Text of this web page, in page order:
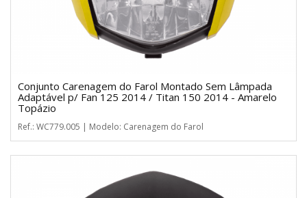
Conjunto Carenagem do Farol Montado Sem Lâmpada
Adaptável p/ Fan 125 2014 / Titan 150 2014 - Amarelo
Topázio
Ref.: WC779.005 | Modelo: Carenagem do Farol